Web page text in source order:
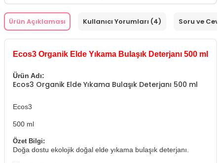
Ürün Açıklaması Kullanıcı Yorumları (4) Soru ve
Ecos3 Organik Elde Yıkama Bulaşık Deterjanı 500 ml
Ürün Adı:
Ecos3 Organik Elde Yıkama Bulaşık Deterjanı 500 ml
Ecos3
500 ml
Özet Bilgi:
Doğa dostu ekolojik doğal elde yıkama bulaşık deterjanı.